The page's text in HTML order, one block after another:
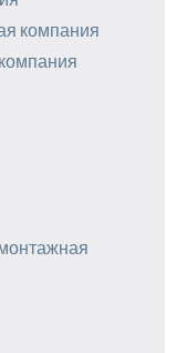
компания